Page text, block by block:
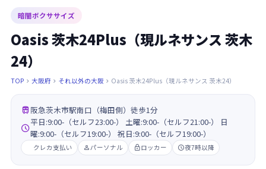
暗闇ボクササイズ
Oasis 茨木24Plus（現ルネサンス 茨木
24）
TOP  大阪府  それ以外の大阪  Oasis 茨木24Plus（現ルネサンス 茨木24）
阪急茨木市駅南口（梅田側）徒歩1分

平日:9:00-（セルフ23:00-） 土曜:9:00-（セルフ21:00-） 日
曜:9:00-（セルフ19:00-） 祝日:9:00-（セルフ19:00-）
クレカ支払い パーソナル ロッカー 夜7時以降